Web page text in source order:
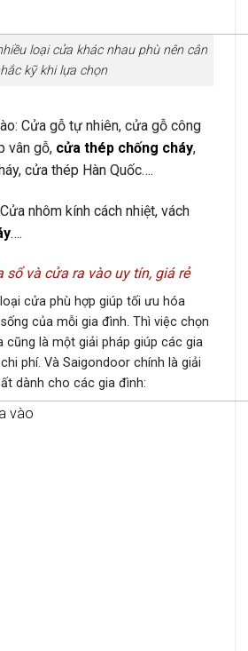
loại cửa khác nhau phù nên cân
kỹ khi lựa chọn
Cửa gỗ tự nhiên, cửa gỗ công
vân gỗ, cửa thép chống cháy,
cửa thép Hàn Quốc….
Cửa nhôm kính cách nhiệt, vách
….
và cửa ra vào uy tín, giá rẻ
cửa phù hợp giúp tối ưu hóa
của mỗi gia đình. Thì việc chọn
cũng là một giải pháp giúp các gia
phí. Và Saigondoor chính là giải
dành cho các gia đình: